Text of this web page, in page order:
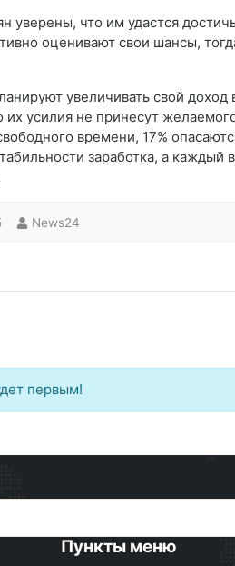
уверены, что им удастся
оценивают свои шансы,
увеличивать свой доход
их усилия не принесут
времени, 17%
заработка, а каждый
News24
первым!
Пункты меню